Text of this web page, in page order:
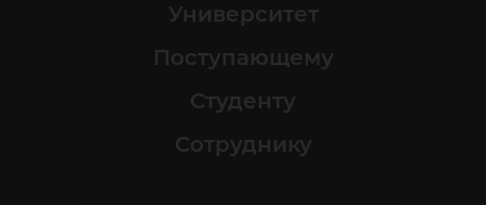
Университет
Поступающему
Студенту
Сотруднику